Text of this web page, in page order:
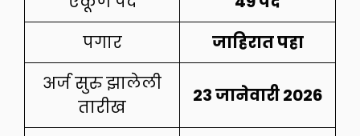
पगार
जाहिरात पहा
अर्ज सुरु झालेली
तारीख
23 जानेवारी 2026